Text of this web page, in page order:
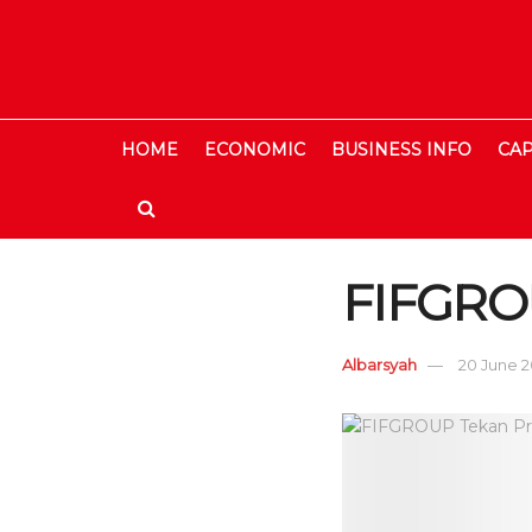
HOME ECONOMIC BUSINESS INFO
Albarsyah 20 June